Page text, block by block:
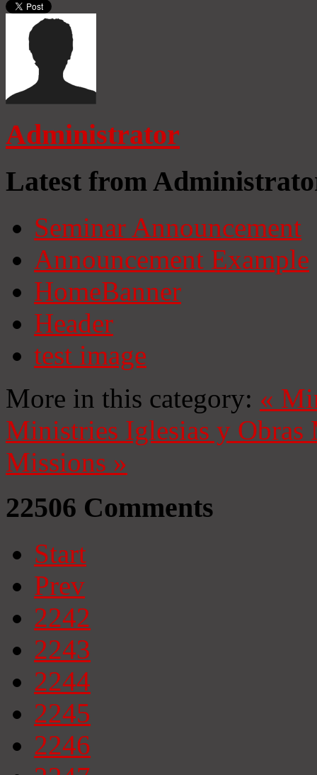
Administrator
Latest from
Seminar Announcement
Announcement Example
HomeBanner
Header
test image
More in this category: «
Ministries Iglesias y Obras
Missions »
22506 Comments
Start
Prev
2242
2243
2244
2245
2246